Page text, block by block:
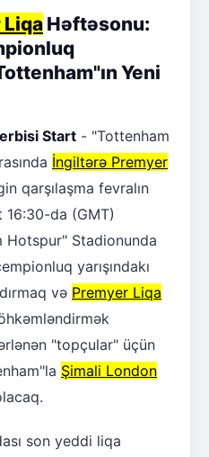
Liqa Həftəsonu:
Yeni
Start - "Tottenham
İngiltərə Premyer
qarşılaşma fevralın
da (GMT)
Hotspur" Stadionunda
yarışındakı
və Premyer Liqa
"topçular" üçün
Şimali London
son yeddi liqa